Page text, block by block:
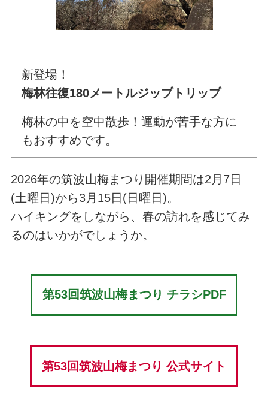
新登場！
梅林往復180メートルジップトリップ
梅林の中を空中散歩！運動が苦手な方に
もおすすめです。
2026年の筑波山梅まつり開催期間は2月7日
(土曜日)から3月15日(日曜日)。
ハイキングをしながら、春の訪れを感じてみ
るのはいかがでしょうか。
第53回筑波山梅まつり チラシPDF
第53回筑波山梅まつり 公式サイト